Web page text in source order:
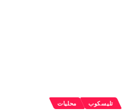
تليسكوب محليات